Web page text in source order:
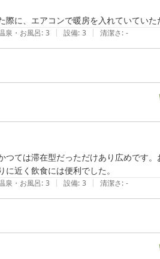
に、エアコンで暖房を入れていていた
泉・お風呂: 3 | 設備: 3 | 清潔さ: -
ては滞在型だっただけあり広めです
近く飲食には便利でした。
泉・お風呂: 3 | 設備: 3 | 清潔さ: -